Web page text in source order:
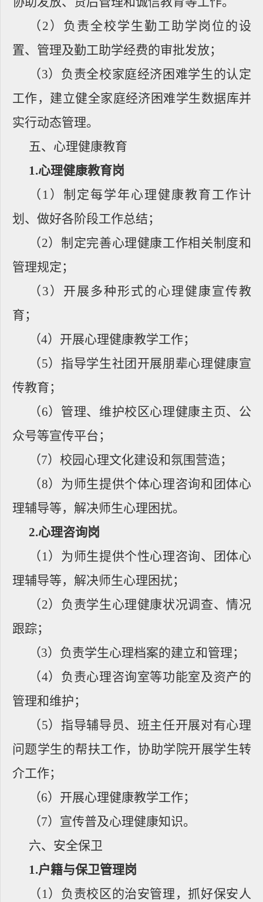
（ 2 ）负责全校学生勤工助学岗位的设
置、管理及勤工助学经费的审批发放；
（3）负责全校家庭经济困难学生的认定
工作，建立健全家庭经济困难学生数据库并
实行动态管理。
五、心理健康教育
1.心理健康教育岗
（ 1 ）制定每学年心理健康教育工作计
划、做好各阶段工作总结；
（2）制定完善心理健康工作相关制度和
管理规定；
（ 3 ）开展多种形式的心理健康宣传教
育；
（4）开展心理健康教学工作；
（5）指导学生社团开展朋辈心理健康宣
传教育；
（6）管理、维护校区心理健康主页、公
众号等宣传平台；
（7）校园心理文化建设和氛围营造；
（8）为师生提供个体心理咨询和团体心
理辅导等，解决师生心理困扰。
2.心理咨询岗
（ 1）为师生提供个性心理咨询、团体心
理辅导等，解决师生心理困扰；
（2）负责学生心理健康状况调查、情况
跟踪；
（3）负责学生心理档案的建立和管理；
（4）负责心理咨询室等功能室及资产的
管理和维护；
（5）指导辅导员、班主任开展对有心理
问题学生的帮扶工作，协助学院开展学生转
介工作；
（6）开展心理健康教学工作；
（7）宣传普及心理健康知识。
六、安全保卫
1.户籍与保卫管理岗
（ 1）负责校区的治安管理，抓好保安人